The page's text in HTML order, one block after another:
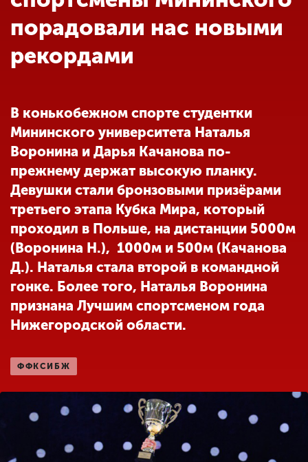
Обучение
Наука
Международная
деятельность
Другие виды
деятельности
Студенческая жизнь
Сведения об
образовательной
организации
ENG
комиссия
+7 (831) 262-26-20
порадовали нас новыми
рекордами
В конькобежном спорте студентки
Мининского университета Наталья
Воронина и Дарья Качанова по-
прежнему держат высокую планку.
Девушки стали бронзовыми призёрами
третьего этапа Кубка Мира, который
проходил в Польше, на дистанции 5000м
(Воронина Н.), 1000м и 500м (Качанова
Д.). Наталья стала второй в командной
гонке. Более того, Наталья Воронина
признана Лучшим спортсменом года
Нижегородской области.
ФФКСИБЖ